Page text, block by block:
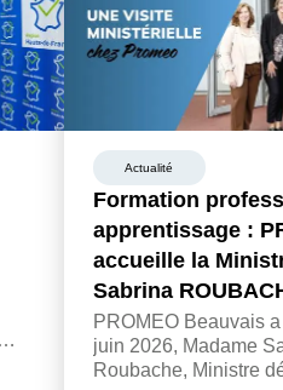
Actualité
Formation
apprentissage :
accueille la
Sabrina
PROMEO Beauvais
juin 2026, Madame
Roubache, Ministre